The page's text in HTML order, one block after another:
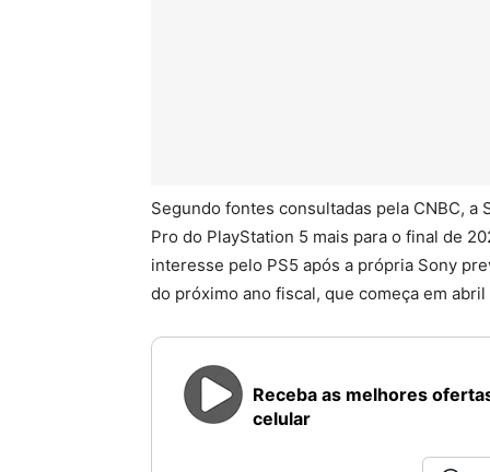
Segundo fontes consultadas pela CNBC, a
Pro do PlayStation 5 mais para o final de
interesse pelo PS5 após a própria Sony
do próximo ano fiscal, que começa em
Receba as melhores
celular